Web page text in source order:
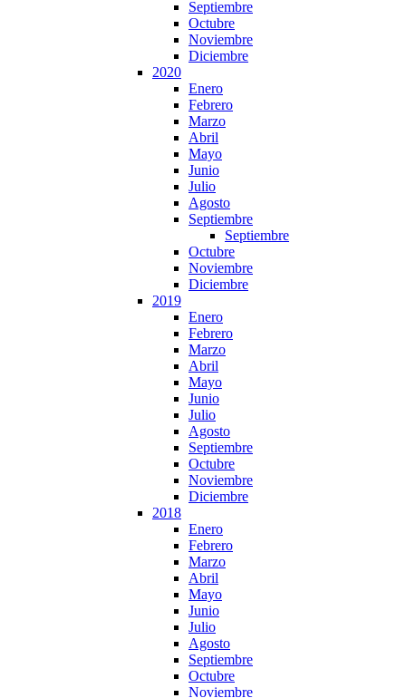
Septiembre
Octubre
Noviembre
Diciembre
2020
Enero
Febrero
Marzo
Abril
Mayo
Junio
Julio
Agosto
Septiembre
Septiembre
Octubre
Noviembre
Diciembre
2019
Enero
Febrero
Marzo
Abril
Mayo
Junio
Julio
Agosto
Septiembre
Octubre
Noviembre
Diciembre
2018
Enero
Febrero
Marzo
Abril
Mayo
Junio
Julio
Agosto
Septiembre
Octubre
Noviembre